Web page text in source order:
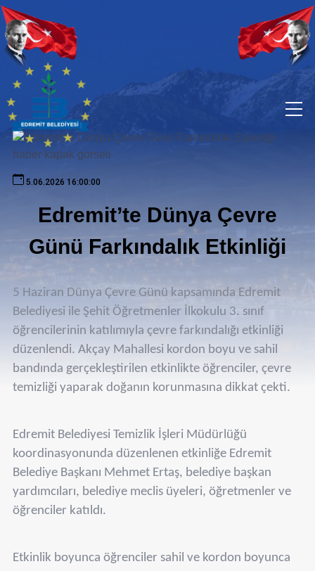
5.06.2026 16:00:00
Edremit’te Dünya Çevre
Günü Farkındalık Etkinliği
5 Haziran Dünya Çevre Günü kapsamında Edremit
Belediyesi ile Şehit Öğretmenler İlkokulu 3. sınıf
öğrencilerinin katılımıyla çevre farkındalığı etkinliği
düzenlendi. Akçay Mahallesi kordon boyu ve sahil
bandında gerçekleştirilen etkinlikte öğrenciler, çevre
temizliği yaparak doğanın korunmasına dikkat çekti.
Edremit Belediyesi Temizlik İşleri Müdürlüğü
koordinasyonunda düzenlenen etkinliğe Edremit
Belediye Başkanı Mehmet Ertaş, belediye başkan
yardımcıları, belediye meclis üyeleri, öğretmenler ve
öğrenciler katıldı.
Etkinlik boyunca öğrenciler sahil ve kordon boyunca